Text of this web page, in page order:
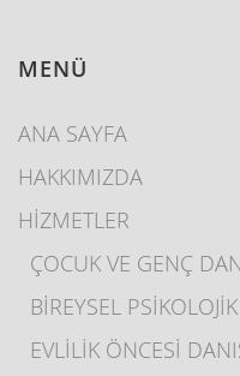
MENÜ
ANA SAYFA
HAKKIMIZDA
HİZMETLER
ÇOCUK VE GENÇ
BİREYSEL
EVLİLİK ÖNCESİ